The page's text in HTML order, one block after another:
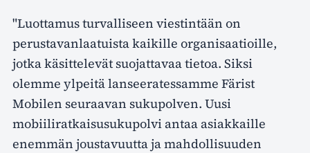
"Luottamus turvalliseen viestintään on
perustavanlaatuista kaikille organisaatioille,
jotka käsittelevät suojattavaa tietoa. Siksi
olemme ylpeitä lanseeratessamme Färist
Mobilen seuraavan sukupolven. Uusi
mobiiliratkaisusukupolvi antaa asiakkaille
enemmän joustavuutta ja mahdollisuuden